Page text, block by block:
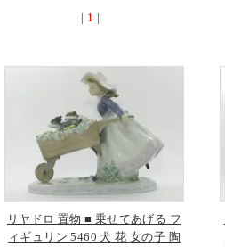
| 1 |
リヤドロ 置物 ■ 乗せてあげる フ
ィギュリン 5460 犬 花 女の子 陶